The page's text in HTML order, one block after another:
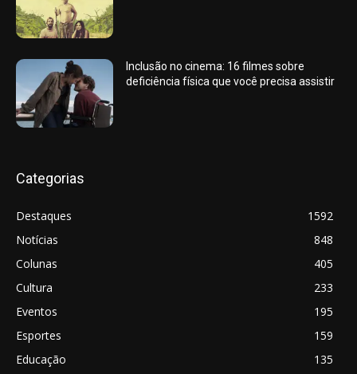
Inclusão no cinema: 16 filmes sobre
deficiência física que você precisa assistir
Categorias
Destaques
1592
Notícias
848
Colunas
405
Cultura
233
Eventos
195
Esportes
159
Educação
135